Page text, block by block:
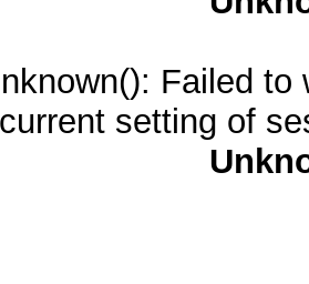
Failed
setting of